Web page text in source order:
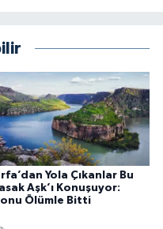
Yola Çıkanlar Bu
Aşk’ı Konuşuyor:
Ölümle Bitti